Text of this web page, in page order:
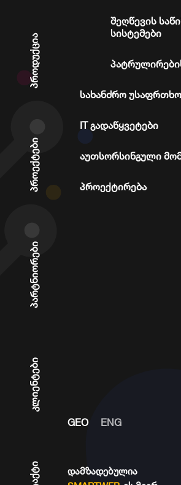
შეღწევის
სისტემები
სახანძრო
IT გადაწყვეტები
აუთსორსინგული
პროექტირება
GEO ENG
დამზადებულია
პროდუქცია
პროექტები
პარტნიორები
კლიენტები